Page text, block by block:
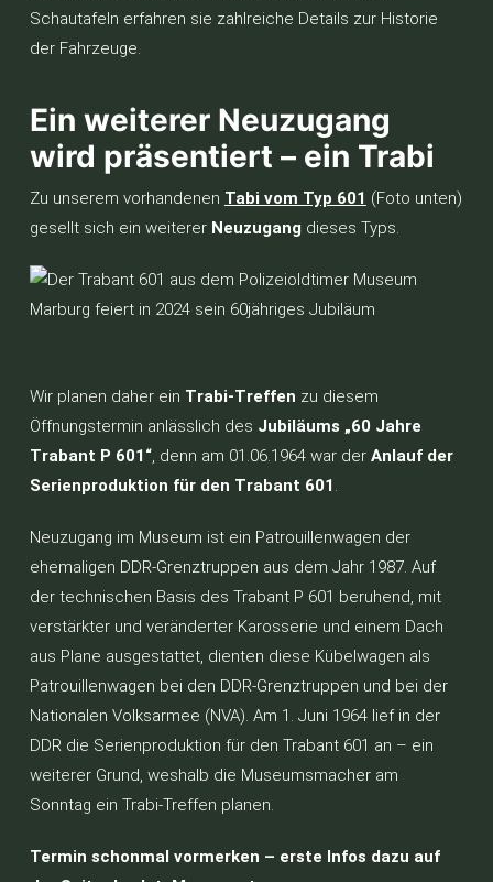
Schautafeln erfahren sie zahlreiche Details zur Historie
der Fahrzeuge.
Ein weiterer Neuzugang
wird präsentiert – ein Trabi
Zu unserem vorhandenen Tabi vom Typ 601 (Foto unten)
gesellt sich ein weiterer Neuzugang dieses Typs.
Wir planen daher ein Trabi-Treffen zu diesem
Öffnungstermin anlässlich des Jubiläums „60 Jahre
Trabant P 601“, denn am 01.06.1964 war der Anlauf der
Serienproduktion für den Trabant 601 .
Neuzugang im Museum ist ein Patrouillenwagen der
ehemaligen DDR-Grenztruppen aus dem Jahr 1987. Auf
der technischen Basis des Trabant P 601 beruhend, mit
verstärkter und veränderter Karosserie und einem Dach
aus Plane ausgestattet, dienten diese Kübelwagen als
Patrouillenwagen bei den DDR-Grenztruppen und bei der
Nationalen Volksarmee (NVA). Am 1. Juni 1964 lief in der
DDR die Serienproduktion für den Trabant 601 an – ein
weiterer Grund, weshalb die Museumsmacher am
Sonntag ein Trabi-Treffen planen.
Termin schonmal vormerken – erste Infos dazu auf